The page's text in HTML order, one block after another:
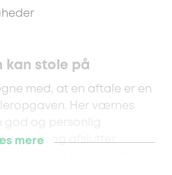
kan stole på
med, at en aftale er en
Her værnes
god og personlig
og afslutter
mere